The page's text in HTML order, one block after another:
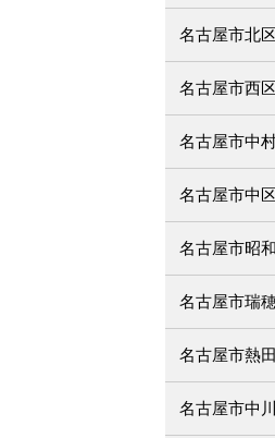
名古屋市北区
名古屋市西区
名古屋市中
名古屋市中区
名古屋市昭
名古屋市瑞
名古屋市熱
名古屋市中